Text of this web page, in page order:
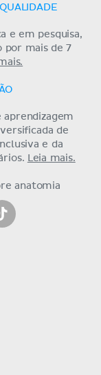
e em pesquisa,
por mais de 7
de
e da
Leia mais.
anatomia